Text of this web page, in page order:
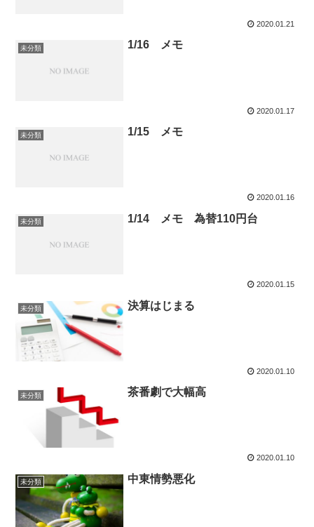
2020.01.21
未分類 1/16 メモ
2020.01.17
未分類 1/15 メモ
2020.01.16
未分類 1/14 メモ 為替110円台
2020.01.15
未分類 決算はじまる
2020.01.10
未分類 茶番劇で大幅高
2020.01.10
未分類 中東情勢悪化